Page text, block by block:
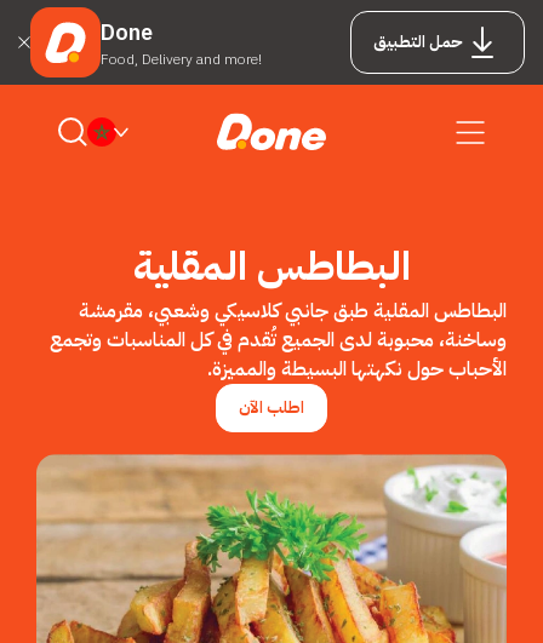
حمل التطبيق Done
Food, Delivery and more!
البطاطس المقلية
البطاطس المقلية طبق جانبي كلاسيكي وشعبي، مقرمشة
وساخنة، محبوبة لدى الجميع تُقدم في كل المناسبات وتجمع
الأحباب حول نكهتها البسيطة والمميزة.
اطلب الآن